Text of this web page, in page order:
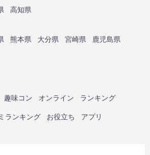
高知県
熊本県 大分県 宮崎県
鹿児島県
趣味コン オンライン ランキング
ランキング お役立ち アプリ